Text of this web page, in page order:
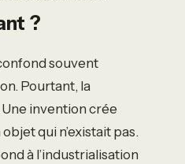
?
souvent
Pourtant, la
invention crée
qui n’existait pas.
à l’industrialisation